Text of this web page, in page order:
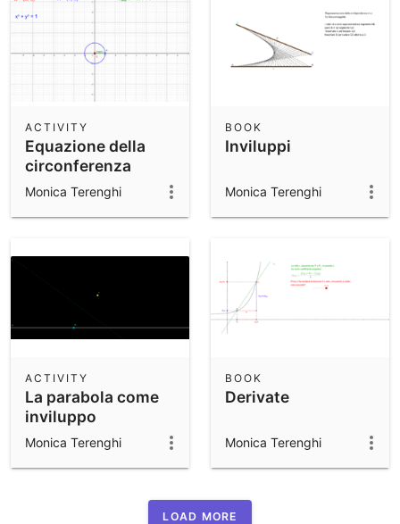
Equazione della
circonferenza
ACTIVITY
Monica Terenghi
Inviluppi
BOOK
Monica Terenghi
La parabola come
inviluppo
ACTIVITY
Monica Terenghi
Derivate
BOOK
Monica Terenghi
LOAD MORE